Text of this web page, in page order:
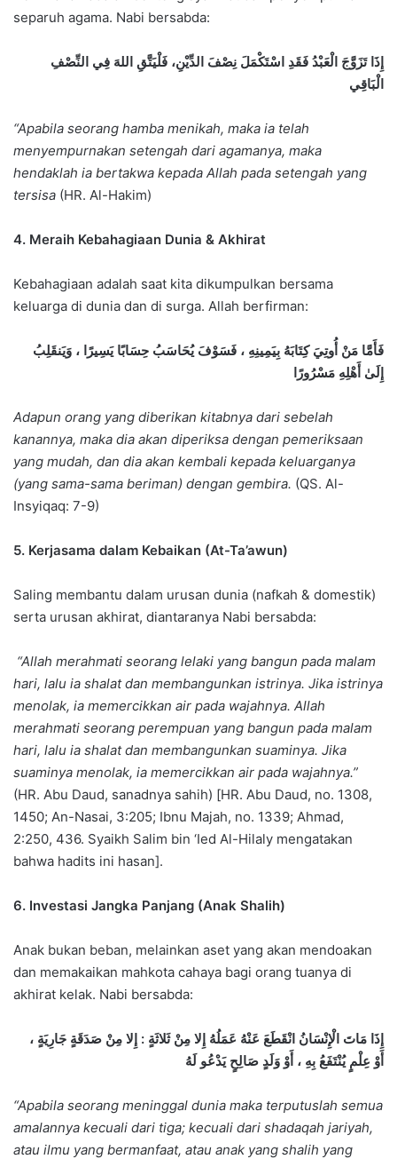
separuh agama. Nabi bersabda:
إِذَا تَزَوَّجَ الْعَبْدُ فَقَدِ اسْتَكْمَلَ نِصْفَ الدِّيْنِ، فَلْيَتَّقِ اللهَ فِي النِّصْفِ
الْبَاقِي
“Apabila seorang hamba menikah, maka ia telah
menyempurnakan setengah dari agamanya, maka
hendaklah ia bertakwa kepada Allah pada setengah yang
tersisa (HR. Al-Hakim)
4. Meraih Kebahagiaan Dunia & Akhirat
Kebahagiaan adalah saat kita dikumpulkan bersama
keluarga di dunia dan di surga. Allah berfirman:
فَأَمَّا مَنْ أُوتِيَ كِتَابَهُ بِيَمِينِهِ ، فَسَوْفَ يُحَاسَبُ حِسَابًا يَسِيرًا ، وَيَنقَلِبُ
إِلَىٰ أَهْلِهِ مَسْرُورًا
Adapun orang yang diberikan kitabnya dari sebelah
kanannya, maka dia akan diperiksa dengan pemeriksaan
yang mudah, dan dia akan kembali kepada keluarganya
(yang sama-sama beriman) dengan gembira. (QS. Al-
Insyiqaq: 7-9)
5. Kerjasama dalam Kebaikan (At-Ta’awun)
Saling membantu dalam urusan dunia (nafkah & domestik)
serta urusan akhirat, diantaranya Nabi bersabda:
“Allah merahmati seorang lelaki yang bangun pada malam
hari, lalu ia shalat dan membangunkan istrinya. Jika istrinya
menolak, ia memercikkan air pada wajahnya. Allah
merahmati seorang perempuan yang bangun pada malam
hari, lalu ia shalat dan membangunkan suaminya. Jika
suaminya menolak, ia memercikkan air pada wajahnya.”
(HR. Abu Daud, sanadnya sahih) [HR. Abu Daud, no. 1308,
1450; An-Nasai, 3:205; Ibnu Majah, no. 1339; Ahmad,
2:250, 436. Syaikh Salim bin ‘Ied Al-Hilaly mengatakan
bahwa hadits ini hasan].
6. Investasi Jangka Panjang (Anak Shalih)
Anak bukan beban, melainkan aset yang akan mendoakan
dan memakaikan mahkota cahaya bagi orang tuanya di
akhirat kelak. Nabi bersabda:
إِذَا مَاتَ الْإِنْسَانُ انْقَطَعَ عَنْهُ عَمَلُهُ إِلا مِنْ ثَلاثَةٍ : إِلا مِنْ صَدَقَةٍ جَارِيَةٍ ،
أَوْ عِلْمٍ يُنْتَفَعُ بِهِ ، أَوْ وَلَدٍ صَالِحٍ يَدْعُو لَهُ
“Apabila seorang meninggal dunia maka terputuslah semua
amalannya kecuali dari tiga; kecuali dari shadaqah jariyah,
atau ilmu yang bermanfaat, atau anak yang shalih yang